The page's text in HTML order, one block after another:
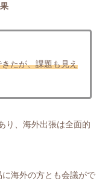
たが、課題も見え
り、海外出張は全面的
海外の方とも会議がで